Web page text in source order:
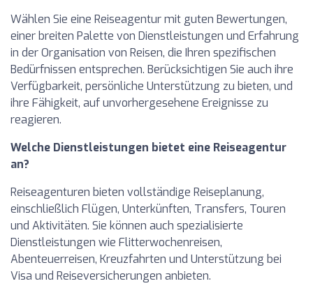
Wählen Sie eine Reiseagentur mit guten Bewertungen,
einer breiten Palette von Dienstleistungen und Erfahrung
in der Organisation von Reisen, die Ihren spezifischen
Bedürfnissen entsprechen. Berücksichtigen Sie auch ihre
Verfügbarkeit, persönliche Unterstützung zu bieten, und
ihre Fähigkeit, auf unvorhergesehene Ereignisse zu
reagieren.
Welche Dienstleistungen bietet eine Reiseagentur
an?
Reiseagenturen bieten vollständige Reiseplanung,
einschließlich Flügen, Unterkünften, Transfers, Touren
und Aktivitäten. Sie können auch spezialisierte
Dienstleistungen wie Flitterwochenreisen,
Abenteuerreisen, Kreuzfahrten und Unterstützung bei
Visa und Reiseversicherungen anbieten.